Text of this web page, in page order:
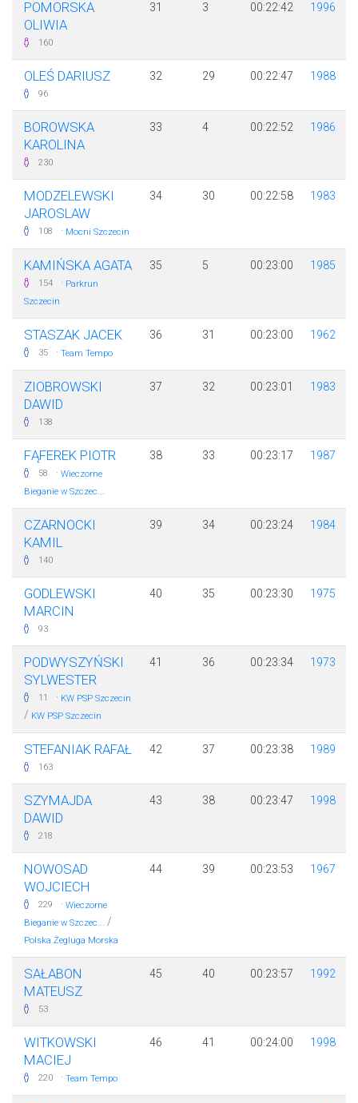
POMORSKA
OLIWIA
160
31 3 00:22:42 1996
OLEŚ DARIUSZ
96
32 29 00:22:47 1988
BOROWSKA
KAROLINA
230
33 4 00:22:52 1986
MODZELEWSKI
JAROSLAW
108 · Mocni Szczecin
34 30 00:22:58 1983
KAMIŃSKA AGATA
154 · Parkrun
Szczecin
35 5 00:23:00 1985
STASZAK JACEK
35 · Team Tempo
36 31 00:23:00 1962
ZIOBROWSKI
DAWID
138
37 32 00:23:01 1983
FĄFEREK PIOTR
58 · Wieczorne
Bieganie w Szczec...
38 33 00:23:17 1987
CZARNOCKI
KAMIL
140
39 34 00:23:24 1984
GODLEWSKI
MARCIN
93
40 35 00:23:30 1975
PODWYSZYŃSKI
SYLWESTER
11 · KW PSP Szczecin
/ KW PSP Szczecin
41 36 00:23:34 1973
STEFANIAK RAFAŁ
163
42 37 00:23:38 1989
SZYMAJDA
DAWID
218
43 38 00:23:47 1998
NOWOSAD
WOJCIECH
229 · Wieczorne
Bieganie w Szczec... /
Polska Żegluga Morska
44 39 00:23:53 1967
SAŁABON
MATEUSZ
53
45 40 00:23:57 1992
WITKOWSKI
MACIEJ
220 · Team Tempo
46 41 00:24:00 1998